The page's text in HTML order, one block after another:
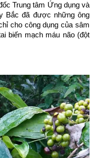
Trung tâm Ứng dụng và
Bắc đã được những ông
cho công dụng của sâm
biến mạch máu não (đột